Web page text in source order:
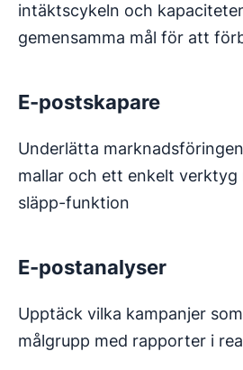
intäktscykeln och
gemensamma mål för att
E-postskapare
Underlätta
mallar och ett enkelt
släpp-funktion
E-postanalyser
Upptäck vilka kampanjer
målgrupp med rapporter i